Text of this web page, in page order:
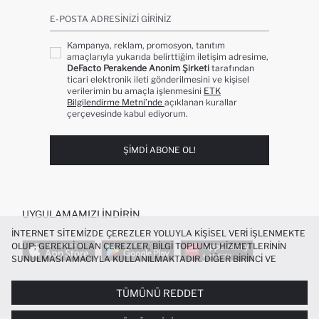
E-POSTA ADRESINIZI GIRINIZ
Kampanya, reklam, promosyon, tanıtım
amaçlarıyla yukarıda belirttiğim iletişim adresime,
DeFacto Perakende Anonim Şirketi tarafından
ticari elektronik ileti gönderilmesini ve kişisel
verilerimin bu amaçla işlenmesini ETK
Bilgilendirme Metni’nde açıklanan kurallar
çerçevesinde kabul ediyorum.
ŞIMDI ABONE OL!
UYGULAMAMIZI İNDIRIN
POPÜLER KATEGORILER
İNTERNET SITEMIZDE ÇEREZLER YOLUYLA KIŞISEL VERI IŞLENMEKTE
OLUP; GEREKLI OLAN ÇEREZLER, BILGI TOPLUMU HIZMETLERININ
SUNULMASI AMACIYLA KULLANILMAKTADIR. DIĞER BIRINCI VE
DENEYIMI SUNULABILMESI, SITEMIZIN DAHA IŞLEVSEL KILINMASI VE
KIŞISELLEŞTIRMESI VE AÇIK RIZA VERMENIZ HALINDE, SIZLERE
YÖNELIK PAZARLAMA FAALIYETLERININ YAPILMASI AMAÇLARIYLA
TÜMÜNÜ REDDET